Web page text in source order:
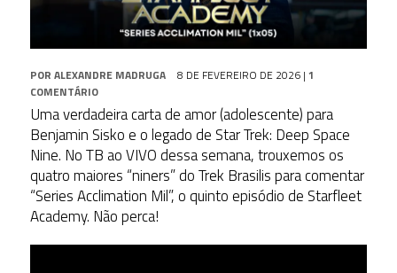
POR ALEXANDRE MADRUGA 8 DE FEVEREIRO DE 2026| 1
COMENTÁRIO
Uma verdadeira carta de amor (adolescente) para
Benjamin Sisko e o legado de Star Trek: Deep Space
Nine. No TB ao VIVO dessa semana, trouxemos os
quatro maiores “niners” do Trek Brasilis para comentar
“Series Acclimation Mil”, o quinto episódio de Starfleet
Academy. Não perca!